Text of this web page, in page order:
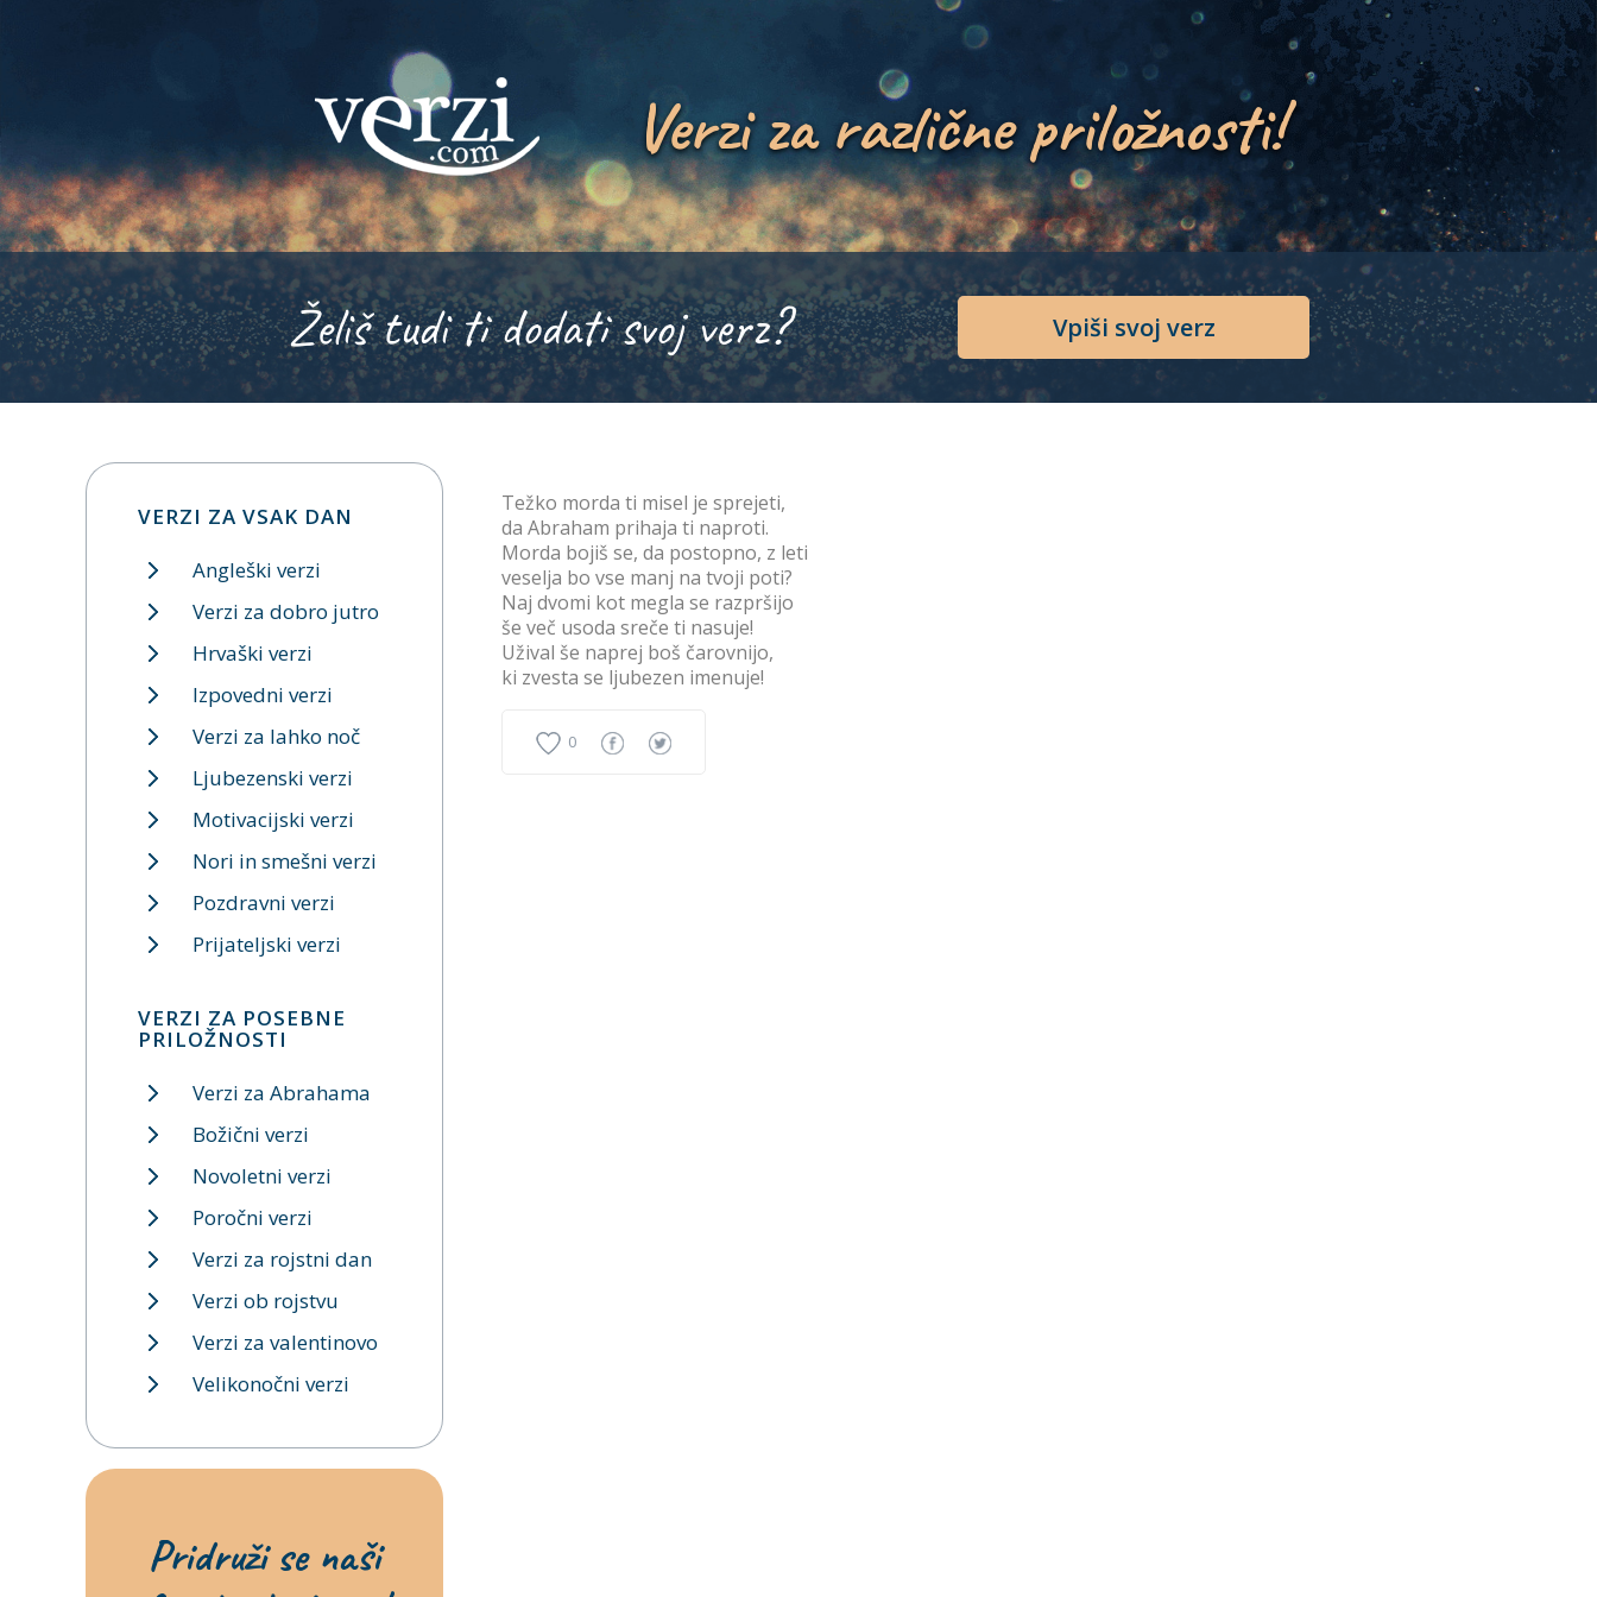
Verzi za različne priložnosti!
Želiš tudi ti dodati svoj verz? Vpiši svoj verz
Težko morda ti misel je sprejeti,
da Abraham prihaja ti naproti.
Morda bojiš se, da postopno, z leti
veselja bo vse manj na tvoji poti?
Naj dvomi kot megla se razpršijo
še več usoda sreče ti nasuje!
Užival še naprej boš čarovnijo,
ki zvesta se ljubezen imenuje!
0
VERZI ZA VSAK DAN
Angleški verzi
Verzi za dobro jutro
Hrvaški verzi
Izpovedni verzi
Verzi za lahko noč
Ljubezenski verzi
Motivacijski verzi
Nori in smešni verzi
Pozdravni verzi
Prijateljski verzi
VERZI ZA POSEBNE
PRILOŽNOSTI
Verzi za Abrahama
Božični verzi
Novoletni verzi
Poročni verzi
Verzi za rojstni dan
Verzi ob rojstvu
Verzi za valentinovo
Velikonočni verzi
Pridruži se naši